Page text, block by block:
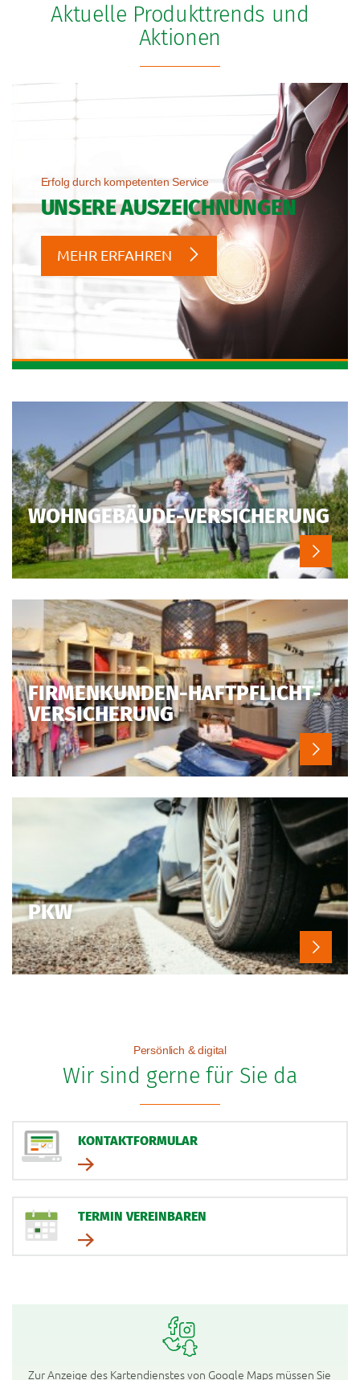
Aktuelle Produkttrends und
Aktionen
UNSERE AUSZEICHNUNGEN
Erfolg durch kompetenten Service
MEHR ERFAHREN
WOHN­GEBÄUDE-VERSICHERUNG
FIRMEN­KUNDEN-HAFTPFLICHT-
VERSICHERUNG
PKW
Wir sind gerne für Sie da
Persönlich & digital
KONTAKTFORMULAR
TERMIN VEREINBAREN
Zur Anzeige des Kartendienstes von Google Maps müssen Sie